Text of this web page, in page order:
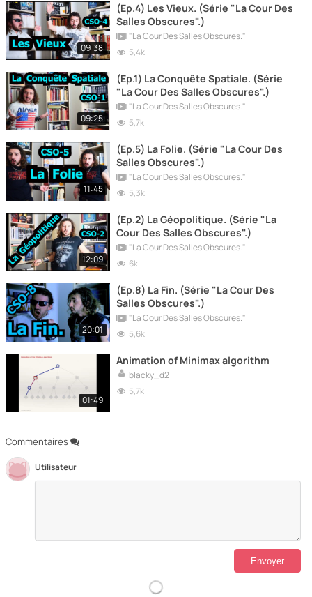
Commentaires
Utilisateur
09:38
(Ep.4) Les Vieux. (Série "La Cour Des
Salles Obscures".)
"La Cour Des Salles Obscures."
5,4k
09:25
(Ep.1) La Conquête Spatiale. (Série
"La Cour Des Salles Obscures".)
"La Cour Des Salles Obscures."
5,7k
11:45
(Ep.5) La Folie. (Série "La Cour Des
Salles Obscures".)
"La Cour Des Salles Obscures."
5,3k
12:09
(Ep.2) La Géopolitique. (Série "La
Cour Des Salles Obscures".)
"La Cour Des Salles Obscures."
6k
20:01
(Ep.8) La Fin. (Série "La Cour Des
Salles Obscures".)
"La Cour Des Salles Obscures."
5,6k
01:49
Animation of Minimax algorithm
blacky_d2
5,7k